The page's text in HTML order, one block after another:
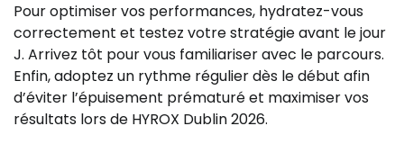
Pour optimiser vos performances, hydratez-vous
correctement et testez votre stratégie avant le jour
J. Arrivez tôt pour vous familiariser avec le parcours.
Enfin, adoptez un rythme régulier dès le début afin
d’éviter l’épuisement prématuré et maximiser vos
résultats lors de HYROX Dublin 2026.